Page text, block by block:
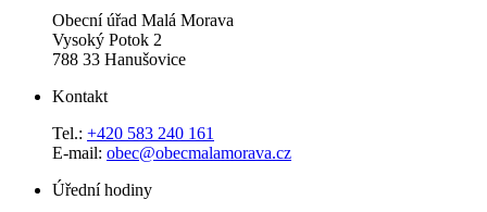
Obecní úřad Malá Morava
Vysoký Potok 2
788 33 Hanušovice
Kontakt
Tel.: +420 583 240 161
E-mail: obec@obecmalamorava.cz
Úřední hodiny